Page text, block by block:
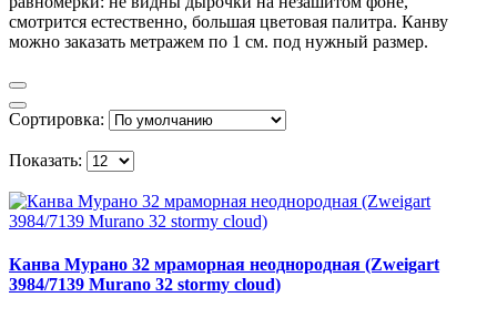
смотрится естественно, большая цветовая палитра. Канву
можно заказать метражем по 1 см. под нужный размер.
Сортировка:
Показать:
Канва Мурано 32 мраморная неоднородная (Zweigart
3984/7139 Murano 32 stormy cloud)